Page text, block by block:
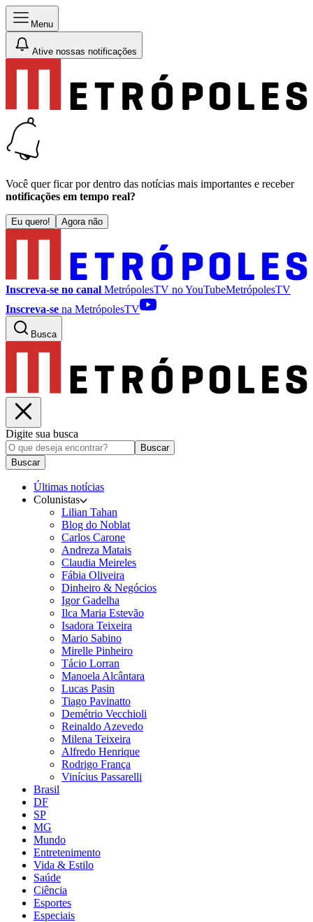
Menu
Ative nossas notificações
Você quer ficar por dentro das notícias mais importantes e receber
notificações em tempo real?
Eu quero! Agora não
Inscreva-se no canal MetrópolesTV noYouTubeMetrópolesTV
Inscreva-se na MetrópolesTV
Busca
Digite sua busca
Buscar
Buscar
Últimas notícias
Colunistas
Lilian Tahan
Blog do Noblat
Carlos Carone
Andreza Matais
Claudia Meireles
Fábia Oliveira
Dinheiro & Negócios
Igor Gadelha
Ilca Maria Estevão
Isadora Teixeira
Mario Sabino
Mirelle Pinheiro
Tácio Lorran
Manoela Alcântara
Lucas Pasin
Tiago Pavinatto
Demétrio Vecchioli
Reinaldo Azevedo
Milena Teixeira
Alfredo Henrique
Rodrigo França
Vinícius Passarelli
Brasil
DF
SP
MG
Mundo
Entretenimento
Vida & Estilo
Saúde
Ciência
Esportes
Especiais